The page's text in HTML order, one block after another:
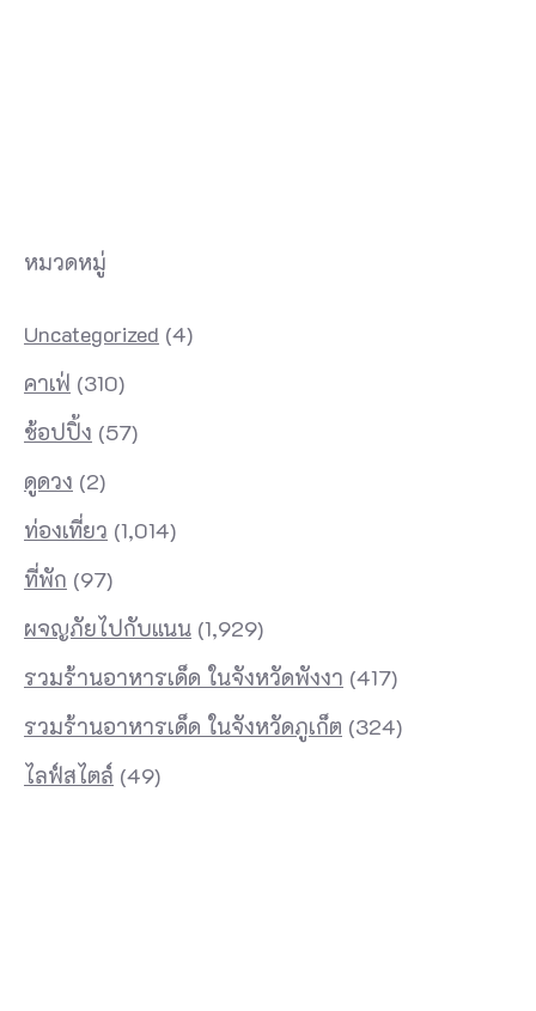
หมวดหมู่
Uncategorized (4)
คาเฟ่ (310)
ช้อปปิ้ง (57)
ดูดวง (2)
ท่องเที่ยว (1,014)
ที่พัก (97)
ผจญภัยไปกับแนน (1,929)
รวมร้านอาหารเด็ด ในจังหวัดพังงา (417)
รวมร้านอาหารเด็ด ในจังหวัดภูเก็ต (324)
ไลฟ์สไตล์ (49)